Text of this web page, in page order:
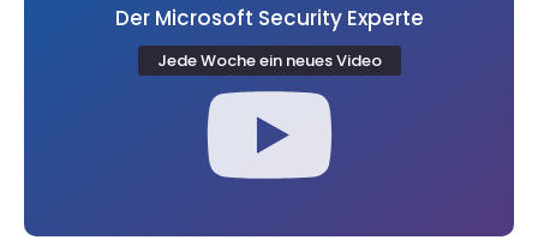
Der Microsoft Security Experte
Jede Woche ein neues Video